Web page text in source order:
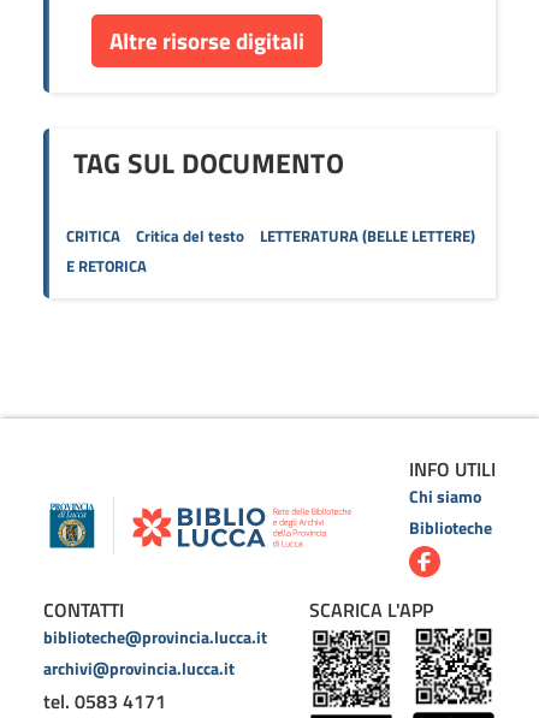
Altre risorse digitali
TAG SUL DOCUMENTO
CRITICA Critica del testo
LETTERATURA (BELLE LETTERE)
E RETORICA
INFO UTILI
Chi siamo
Biblioteche
CONTATTI
biblioteche@provincia.lucca.it
archivi@provincia.lucca.it
tel. 0583 4171
SCARICA L'APP